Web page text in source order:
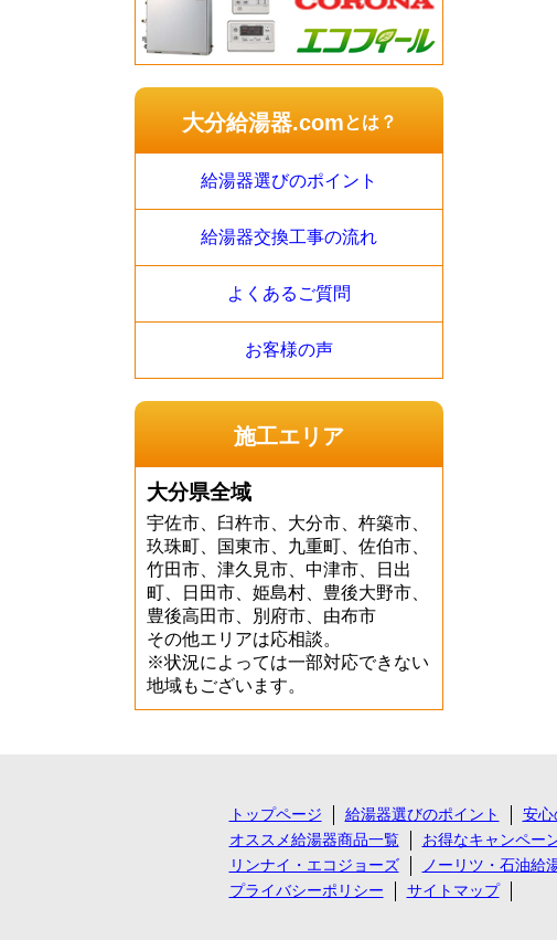
大分給湯器.comとは？
給湯器選びのポイント
給湯器交換工事の流れ
よくあるご質問
お客様の声
施工エリア
大分県全域
宇佐市、臼杵市、大分市、杵築市、
玖珠町、国東市、九重町、佐伯市、
竹田市、津久見市、中津市、日出
町、日田市、姫島村、豊後大野市、
豊後高田市、別府市、由布市
その他エリアは応相談。
※状況によっては一部対応できない
地域もございます。
トップページ 給湯器選びのポイント 安心
オススメ給湯器商品一覧
お得なキャンペー
リンナイ・エコジョーズ
ノーリツ・石油給
プライバシーポリシー
サイトマップ